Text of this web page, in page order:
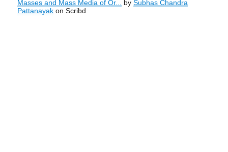
Masses and Mass Media of Or... bySubhas Chandra
Pattanayak on Scribd